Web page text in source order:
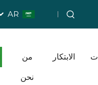
AR
الابتكار من
نحن